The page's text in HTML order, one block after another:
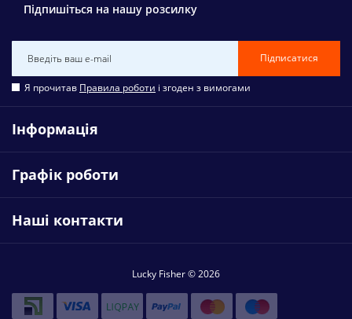
Підпишіться на нашу розсилку
Підписатися
Я прочитав Правила роботи і згоден з вимогами
Інформація
Графік роботи
Наші контакти
Lucky Fisher © 2026